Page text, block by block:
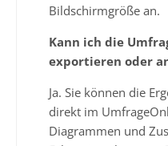
Bildschirmgröße an.
Kann ich die
exportieren oder
Ja. Sie können die
direkt im
Diagrammen und